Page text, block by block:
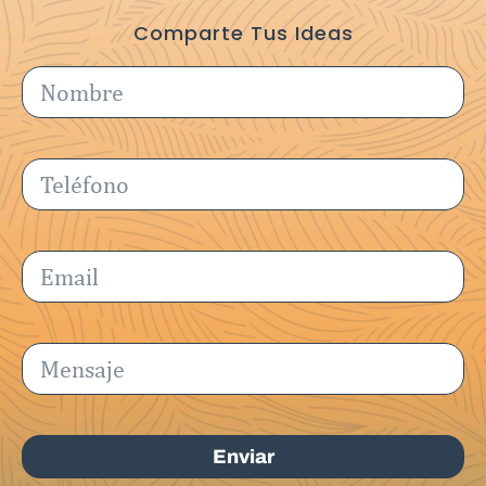
Comparte Tus Ideas
Enviar